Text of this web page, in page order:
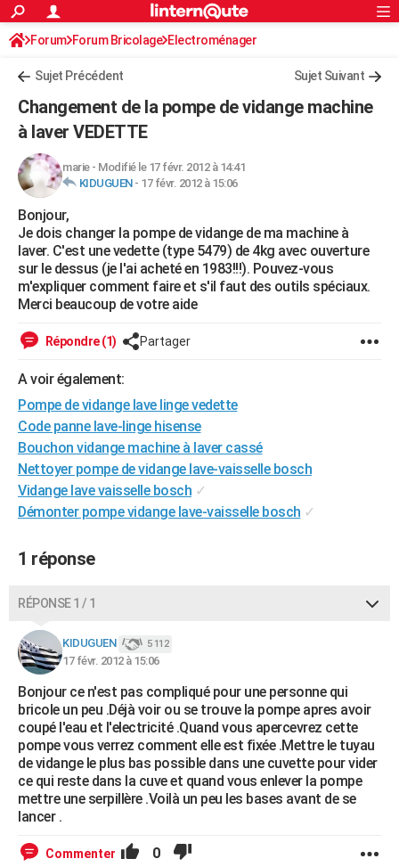
ACTUALITÉS
Politique
Société
Faits Divers
Education
Monde
Villes
+
Programme TV
TNTStreaming
Cinéma
Sorties cinéma
Musique
+FINANCE
Retraite
Impôts
Epargne
Immobilier
Risques naturels par ville
Banque
Assurance
Crédit
AUTO
Essais
Réserver un essai
Citadines
Berlines
SUV
Forum auto
HIGH-TECH
Mobiles
Meilleur smartphone
Internet
Ordinateurs
Jeux vidéo
Guide high-tech
+BRICOLAGE
Forum
Aménagement intérieur
Extérieur
Cuisine
Salle de bains
Jardinage
Rangement
WEEK-END
Guides de France
Escapades
Patrimoine
Expositions
Musées
Week-end nature
+LIFESTYLE
Art de vivre
Bien-être
Loisirs
Mode
Modes de vie
SANTE
Alimentation
Guide de la santé
Maladies
Médicaments
Sommeil
VOYAGE
Destinations
City break
Voyage nature
Voyage de noces
Forum
PHOTO
GUIDES D'ACHAT
BONS PLANS
Carte de Noël
Carte Bonne année
Carte Saint-Valentin
Carte Pâques
Carte d'anniversaire
DICTIONNAIRE
Dictionnaire
Biographies
Citations
Expressions
Proverbes
PROGRAMME TV
COPAINS D'AVANT
S'inscrire
Se connecter
Lycées
Collèges
Primaires
Universités
Entreprises
Service militaire
Avis de recherche
AVIS DE DÉCÈS
FORUM
Bricolage
Lifestyle
Culture
Sport
Auto
Television
Voyage
Cinema
S'inscrire
Connexion
Forum Forum Bricolage Electroménager
Sujet Précédent Sujet Suivant
Changement de la pompe de vidange machine
à laver VEDETTE
marie- Modifié le 17 févr. 2012 à 14:41
KIDUGUEN- 17 févr. 2012 à 15:06
Bonjour,
Je dois changer la pompe de vidange de ma machine à
laver. C'est une vedette (type 5479) de 4kg avec ouverture
sur le dessus (je l'ai acheté en 1983!!!). Pouvez-vous
m'expliquer comment faire et s'il faut des outils spéciaux.
Merci beaucoup de votre aide
Répondre (1) Partager
A voir également:
Pompe de vidange lave linge vedette
Code panne lave-linge hisense
Bouchon vidange machine à laver cassé
Nettoyer pompe de vidange lave-vaisselle bosch
Vidange lave vaisselle bosch ✓
Démonter pompe vidange lave-vaisselle bosch ✓
1 réponse
RÉPONSE 1 / 1
KIDUGUEN 5 112
17 févr. 2012 à 15:06
Bonjour ce n'est pas compliqué pour une personne qui
bricole un peu .Déjà voir ou se trouve la pompe apres avoir
coupé l'eau et l'electricité .Quand vous apercevrez cette
pompe vous verrez comment elle est fixée .Mettre le tuyau
de vidange le plus bas possible dans une cuvette pour vider
ce qui reste dans la cuve et quand vous enlever la pompe
mettre une serpillère .Voilà un peu les bases avant de se
lancer .
Commenter 0